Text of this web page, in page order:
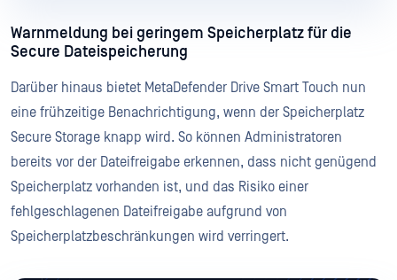
Warnmeldung bei geringem Speicherplatz für die
Secure Dateispeicherung
Darüber hinaus bietet MetaDefender Drive Smart Touch nun
eine frühzeitige Benachrichtigung, wenn der Speicherplatz
Secure Storage knapp wird. So können Administratoren
bereits vor der Dateifreigabe erkennen, dass nicht genügend
Speicherplatz vorhanden ist, und das Risiko einer
fehlgeschlagenen Dateifreigabe aufgrund von
Speicherplatzbeschränkungen wird verringert.